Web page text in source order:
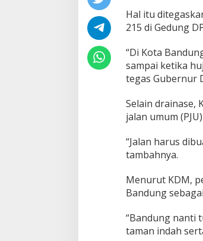
Hal itu
215 di Gedung
“Di Kota
sampai ketika
tegas Gubernur
Selain drainase,
jalan umum
“Jalan harus
tambahnya.
Menurut KDM,
Bandung
“Bandung nanti
taman indah